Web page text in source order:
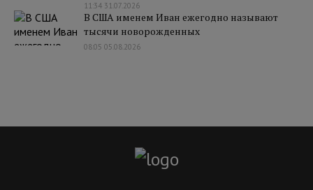
11:34 31.07.2026
В США именем Иван ежегодно называют
тысячи новорожденных
08:05 05.08.2026